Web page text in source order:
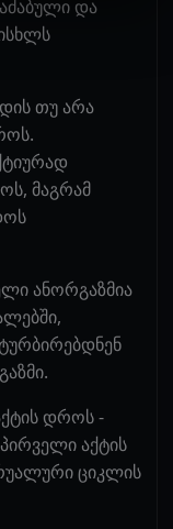
და
თუ არა
მაგრამ
ანორგაზმია
დროს -
აქტის
ციკლის